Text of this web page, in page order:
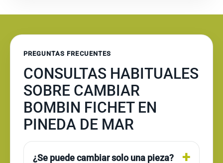
PREGUNTAS FRECUENTES
CONSULTAS HABITUALES
SOBRE CAMBIAR
BOMBIN FICHET EN
PINEDA DE MAR
¿Se puede cambiar solo una pieza?